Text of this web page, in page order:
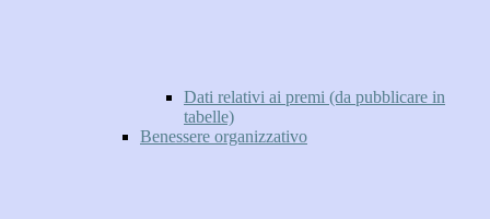
Dati relativi ai premi (da pubblicare in
tabelle)
Benessere organizzativo